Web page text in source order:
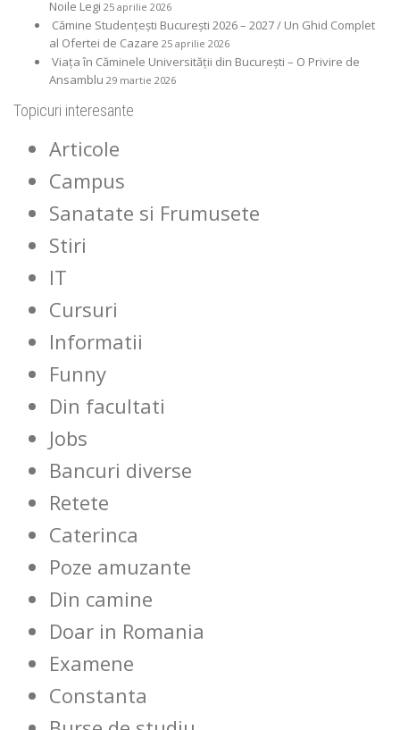
Noile Legi 25 aprilie 2026
Cămine Studențești București 2026 – 2027 / Un Ghid Complet
al Ofertei de Cazare 25 aprilie 2026
Viața în Căminele Universității din București – O Privire de
Ansamblu 29 martie 2026
Topicuri interesante
Articole
Campus
Sanatate si Frumusete
Stiri
IT
Cursuri
Informatii
Funny
Din facultati
Jobs
Bancuri diverse
Retete
Caterinca
Poze amuzante
Din camine
Doar in Romania
Examene
Constanta